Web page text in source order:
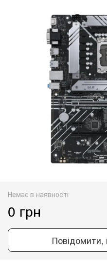
Немає в наявності
0 грн
Повідомити,